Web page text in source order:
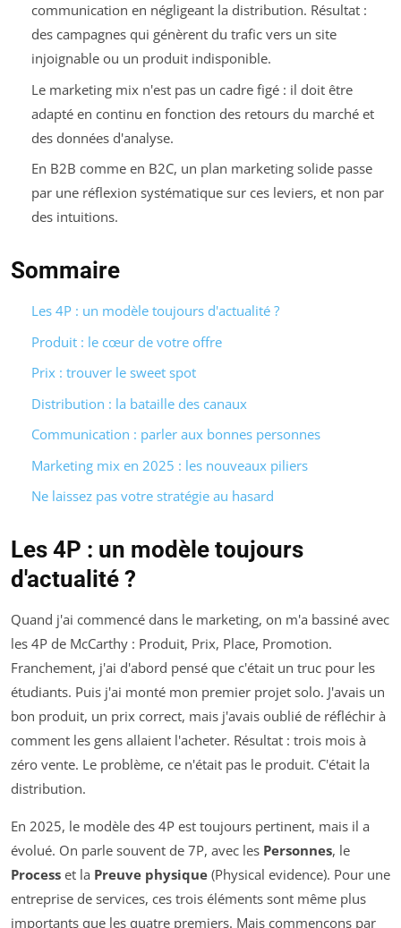
communication en négligeant la distribution. Résultat :
des campagnes qui génèrent du trafic vers un site
injoignable ou un produit indisponible.
Le marketing mix n'est pas un cadre figé : il doit être
adapté en continu en fonction des retours du marché et
des données d'analyse.
En B2B comme en B2C, un plan marketing solide passe
par une réflexion systématique sur ces leviers, et non par
des intuitions.
Sommaire
Les 4P : un modèle toujours d'actualité ?
Produit : le cœur de votre offre
Prix : trouver le sweet spot
Distribution : la bataille des canaux
Communication : parler aux bonnes personnes
Marketing mix en 2025 : les nouveaux piliers
Ne laissez pas votre stratégie au hasard
Les 4P : un modèle toujours
d'actualité ?
Quand j'ai commencé dans le marketing, on m'a bassiné avec
les 4P de McCarthy : Produit, Prix, Place, Promotion.
Franchement, j'ai d'abord pensé que c'était un truc pour les
étudiants. Puis j'ai monté mon premier projet solo. J'avais un
bon produit, un prix correct, mais j'avais oublié de réfléchir à
comment les gens allaient l'acheter. Résultat : trois mois à
zéro vente. Le problème, ce n'était pas le produit. C'était la
distribution.
En 2025, le modèle des 4P est toujours pertinent, mais il a
évolué. On parle souvent de 7P, avec les Personnes, le
Process et la Preuve physique (Physical evidence). Pour une
entreprise de services, ces trois éléments sont même plus
importants que les quatre premiers. Mais commençons par